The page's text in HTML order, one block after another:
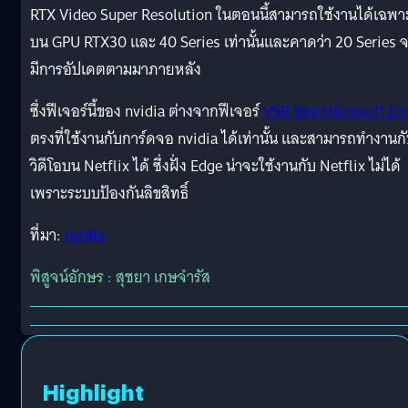
RTX Video Super Resolution ในตอนนี้สามารถใช้งานได้เฉพ
บน GPU RTX30 และ 40 Series เท่านั้นและคาดว่า 20 Series
มีการอัปเดตตามมาภายหลัง
ซึ่งฟีเจอร์นี้ของ nvidia ต่างจากฟีเจอร์VSR ของ Microsoft
ตรงที่ใช้งานกับการ์ดจอ nvidia ได้เท่านั้น และสามารถทำงาน
วิดีโอบน Netflix ได้ ซึ่งฝั่ง Edge น่าจะใช้งานกับ Netflix ไม่ได้
เพราะระบบป้องกันลิขสิทธิ์
ที่มา: nvidia
พิสูจน์อักษร : สุชยา เกษจำรัส
Highlight